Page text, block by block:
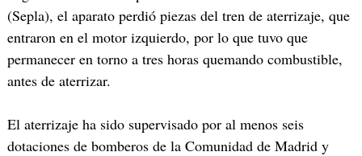
(Sepla), el aparato perdió piezas del tren de aterrizaje, que
entraron en el motor izquierdo, por lo que tuvo que
permanecer en torno a tres horas quemando combustible,
antes de aterrizar.
El aterrizaje ha sido supervisado por al menos seis
dotaciones de bomberos de la Comunidad de Madrid y